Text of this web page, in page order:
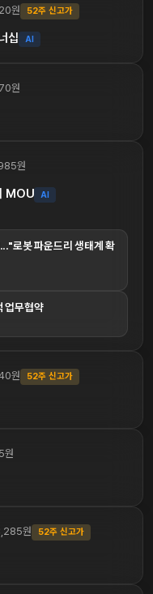
원 52주 신고가
십 AI
원
원
MOU AI
로봇 파운드리 생태계 확
업무협약
원 52주 신고가
원
원 52주 신고가